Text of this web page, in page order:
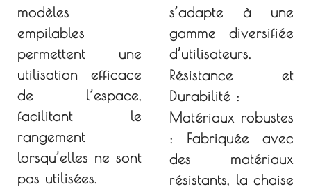
modèles
empilables
permettent une
utilisation efficace
de l’espace,
facilitant le
rangement
lorsqu’elles ne sont
pas utilisées.
s’adapte à une
gamme diversifiée
d’utilisateurs.
Résistance et
Durabilité :
Matériaux robustes
: Fabriquée avec
des matériaux
résistants, la chaise